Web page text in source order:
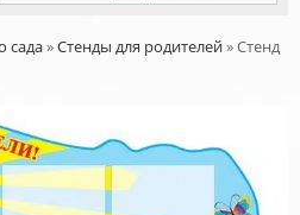
сада»Стенды для родителей»Стенд